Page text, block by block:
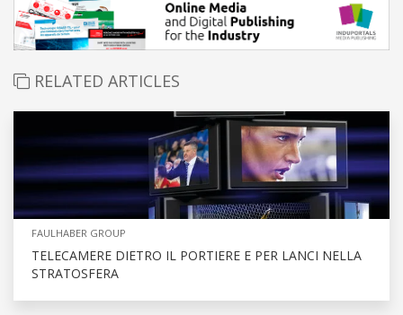
RELATED ARTICLES
FAULHABER GROUP
TELECAMERE DIETRO IL PORTIERE E PER LANCI NELLA
STRATOSFERA